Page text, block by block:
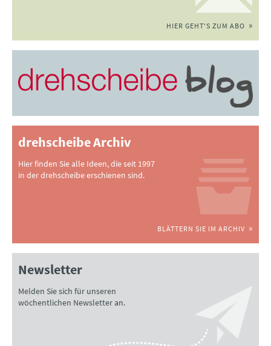
HIER GEHT'S ZUM ABO
drehscheibe Archiv
Hier finden Sie alle Ideen, die seit 1997
in der drehscheibe erschienen sind.
BLÄTTERN SIE IM ARCHIV
Newsletter
Melden Sie sich für unseren
wöchentlichen Newsletter an.